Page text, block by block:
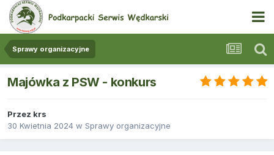
Sprawy organizacyjne
Majówka z PSW - konkurs
Przez krs
30 Kwietnia 2024 w Sprawy organizacyjne